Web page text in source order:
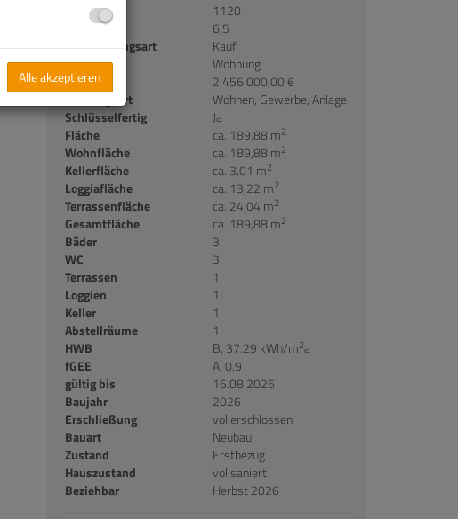
Objektnr.
1120
Zimmer
6,5
Vermarktungsart
Kauf
Objektart
Wohnung
Kaufpreis
2.456.000,00 €
Nutzungsart
Wohnen Gewerbe Anlage
Schlüsselfertig
Ja
Fläche
ca. 189,88 m2
Wohnfläche ca. 189,88 m2
Kellerfläche ca. 3,01 m2
Loggiafläche ca. 13,22 m2
Terrassenfläche ca. 24,04 m2
Gesamtfläche ca. 189,88 m2
Bäder
3
WC
3
Terrassen
1
Loggien
1
Keller
1
Abstellräume
1
HWB
B, 37.29 kWh/m2a
fGEE
A, 0,9
gültig bis
16.08.2026
Baujahr
2026
Erschließung
vollerschlossen
Bauart
Neubau
Zustand
Erstbezug
Hauszustand
vollsaniert
Beziehbar
Herbst 2026
Alle akzeptieren